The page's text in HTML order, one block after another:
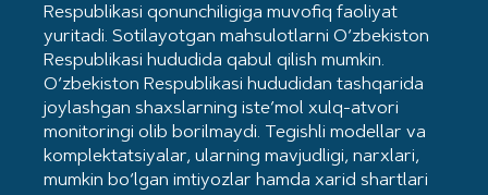
Respublikasi qonunchiligiga muvofiq faoliyat
yuritadi. Sotilayotgan mahsulotlarni O‘zbekiston
Respublikasi hududida qabul qilish mumkin.
O‘zbekiston Respublikasi hududidan tashqarida
joylashgan shaxslarning iste’mol xulq-atvori
monitoringi olib borilmaydi. Tegishli modellar va
komplektatsiyalar, ularning mavjudligi, narxlari,
mumkin bo‘lgan imtiyozlar hamda xarid shartlari